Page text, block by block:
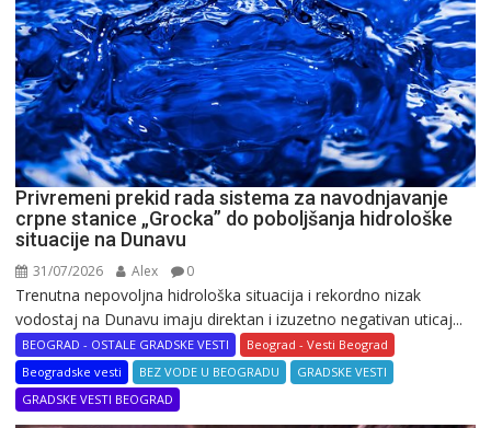
Privremeni prekid rada sistema za navodnjavanje
crpne stanice „Grocka” do poboljšanja hidrološke
situacije na Dunavu
31/07/2026 Alex 0
Trenutna nepovoljna hidrološka situacija i rekordno nizak
vodostaj na Dunavu imaju direktan i izuzetno negativan uticaj...
BEOGRAD - OSTALE GRADSKE VESTI
Beograd - Vesti Beograd
Beogradske vesti
BEZ VODE U BEOGRADU
GRADSKE VESTI
GRADSKE VESTI BEOGRAD